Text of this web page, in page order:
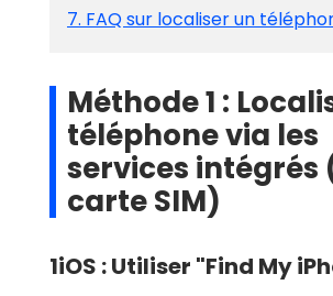
7. FAQ sur localiser un
Méthode 1 :
téléphone via les
services intégrés
carte SIM)
1iOS : Utiliser "Find My